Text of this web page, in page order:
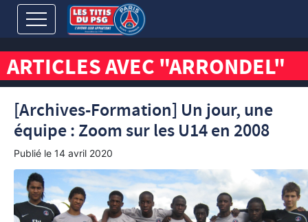
ARTICLES AVEC "ARRONDEL"
[Archives-Formation] Un jour, une
équipe : Zoom sur les U14 en 2008
Publié le 14 avril 2020